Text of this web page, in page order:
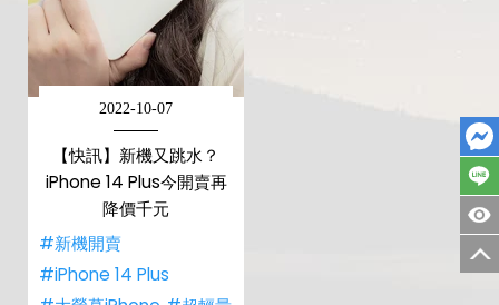
2022-10-07
【快訊】新機又跳水？
iPhone 14 Plus今開賣再
降價千元
#新機開賣
#iPhone 14 Plus